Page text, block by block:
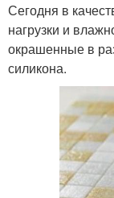
Сегодня в
нагрузки и
окрашенные в
силикона.